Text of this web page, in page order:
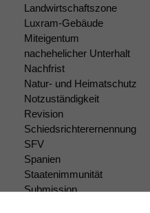
Landwirtschaftszone
Luxram-Gebäude
Miteigentum
nachehelicher Unterhalt
Nachfrist
Natur- und Heimatschutz
Notzuständigkeit
Revision
Schiedsrichterernennung
SFV
Spanien
Staatenimmunität
Submission